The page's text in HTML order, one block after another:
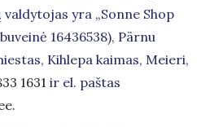
yra „Sonne Shop
16436538), Pärnu
Kihlepa kaimas, Meieri,
1631 ir el. paštas
.